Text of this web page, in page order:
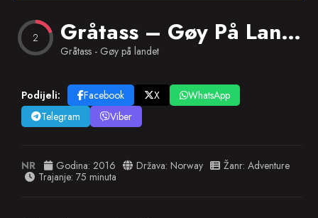
2 Gråtass – Gøy På Landet
Gråtass - Gøy på landet
Podijeli: Facebook X
WhatsApp
Telegram
Viber
NR Godina: 2016 Država: Norway Žanr: Adventure
Trajanje: 75 minuta